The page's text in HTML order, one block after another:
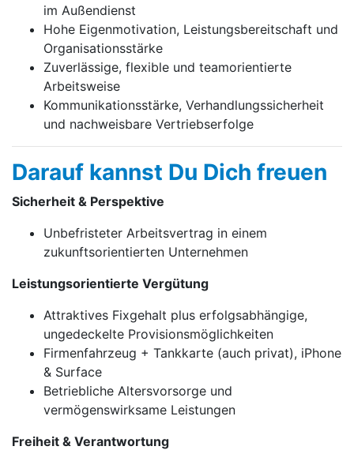
im Außendienst
Hohe Eigenmotivation, Leistungsbereitschaft und
Organisationsstärke
Zuverlässige, flexible und teamorientierte
Arbeitsweise
Kommunikationsstärke, Verhandlungssicherheit
und nachweisbare Vertriebserfolge
Darauf kannst Du Dich freuen
Sicherheit & Perspektive
Unbefristeter Arbeitsvertrag in einem
zukunftsorientierten Unternehmen
Leistungsorientierte Vergütung
Attraktives Fixgehalt plus erfolgsabhängige,
ungedeckelte Provisionsmöglichkeiten
Firmenfahrzeug + Tankkarte (auch privat), iPhone
& Surface
Betriebliche Altersvorsorge und
vermögenswirksame Leistungen
Freiheit & Verantwortung